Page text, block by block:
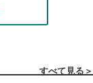
すべて見る＞